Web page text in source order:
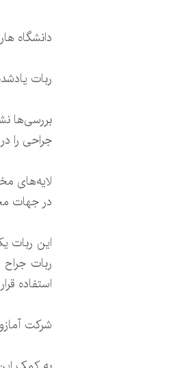
دانشگاه
ربات
جراحی را
لایه‌های
در جهات
این ربات
ربات جراح
استفاده
شرکت